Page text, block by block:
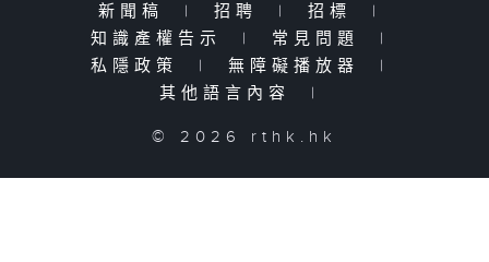
新聞稿 | 招聘 | 招標
|
知識產權告示
| 常見問題
|
私隱政策
| 無障礙播放器
|
其他語言內容
|
© 2026 rthk.hk